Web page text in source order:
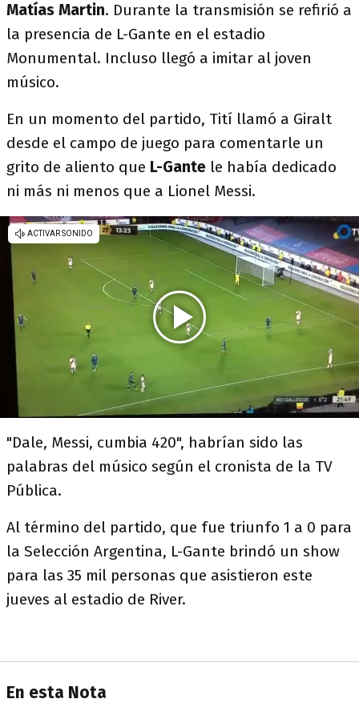
Matías Martin. Durante la transmisión se refirió a
la presencia de L-Gante en el estadio
Monumental. Incluso llegó a imitar al joven
músico.
En un momento del partido, Tití llamó a Giralt
desde el campo de juego para comentarle un
grito de aliento que L-Gante le había dedicado
ni más ni menos que a Lionel Messi.
"Dale, Messi, cumbia 420", habrían sido las
palabras del músico según el cronista de la TV
Pública.
Al término del partido, que fue triunfo 1 a 0 para
la Selección Argentina, L-Gante brindó un show
para las 35 mil personas que asistieron este
jueves al estadio de River.
En esta Nota